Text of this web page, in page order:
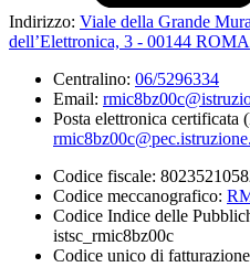
Indirizzo: Viale della Grande
dell’Elettronica, 3 - 00144 ROMA
Centralino: 06/5296334
Email:
Posta elettronica certificata
Codice fiscale:
Codice meccanografico:
Codice Indice delle
istsc_rmic8bz00c
Codice unico di